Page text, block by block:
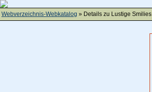
Webverzeichnis-Webkatalog » Details zu Lustige Smilies